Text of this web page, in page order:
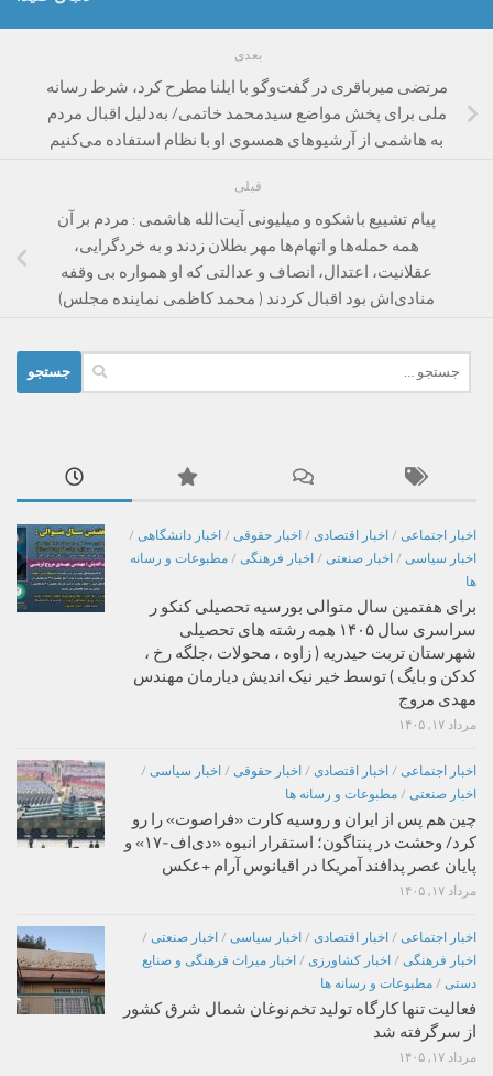
بعدی
مرتضی میرباقری در گفت‌وگو با ایلنا مطرح کرد، شرط رسانه
ملی برای پخش مواضع سیدمحمد خاتمی/ به‌دلیل اقبال مردم
به هاشمی از آرشیوهای همسوی او با نظام استفاده می‌کنیم
قبلی
پیام تشییع باشکوه و میلیونی آیت‌الله هاشمی : مردم بر آن
همه حمله‌ها و اتهام‌ها مهر بطلان زدند و به خردگرایی،
عقلانیت، اعتدال، انصاف و عدالتی که او همواره بی وقفه
منادی‌اش بود اقبال کردند ( محمد کاظمی نماینده مجلس)
برای:
اخبار اجتماعی / اخبار اقتصادی / اخبار حقوقی / اخبار دانشگاهی /
اخبار سیاسی / اخبار صنعتی / اخبار فرهنگی / مطبوعات و رسانه
ها
برای هفتمین سال متوالی بورسیه تحصیلی کنکو ر
سراسری سال ۱۴۰۵ همه رشته های تحصیلی
شهرستان تربت حیدریه ( زاوه ، محولات ،جلگه رخ ،
کدکن و بایگ ) توسط خیر نیک اندیش دیارمان مهندس
مهدی مروج
مرداد ۱۷, ۱۴۰۵
اخبار اجتماعی / اخبار اقتصادی / اخبار حقوقی / اخبار سیاسی /
اخبار صنعتی / مطبوعات و رسانه ها
چین هم پس از ایران و روسیه کارت «فراصوت» را رو
کرد/ وحشت در پنتاگون؛ استقرار انبوه «دی‌اف‑۱۷» و
پایان عصر پدافند آمریکا در اقیانوس آرام +عکس
مرداد ۱۷, ۱۴۰۵
اخبار اجتماعی / اخبار اقتصادی / اخبار سیاسی / اخبار صنعتی /
اخبار فرهنگی / اخبار کشاورزی / اخبار میراث فرهنگی و صنایع
دستی / مطبوعات و رسانه ها
فعالیت تنها کارگاه تولید تخم‌نوغان شمال شرق کشور
از سرگرفته شد
مرداد ۱۷, ۱۴۰۵